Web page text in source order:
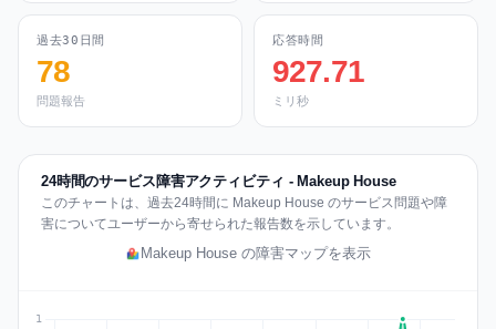
過去30日間
78
問題報告
応答時間
927.71
ミリ秒
24時間のサービス障害アクティビティ - Makeup House
このチャートは、過去24時間に Makeup House のサービス問題や障
害についてユーザーから寄せられた報告数を示しています。
Makeup House の障害マップを表示